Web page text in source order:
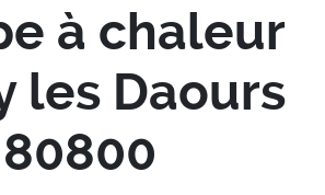
à chaleur
les Daours
80800